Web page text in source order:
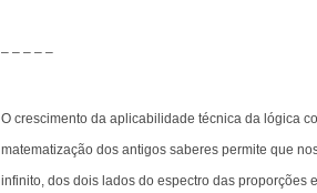
– – – – –
O crescimento da aplicabilidade técnica da lógica
matematização dos antigos saberes permite que
infinito, dos dois lados do espectro das proporções